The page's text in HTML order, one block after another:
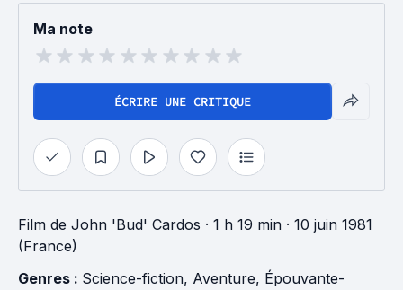
Ma note
ÉCRIRE UNE CRITIQUE
Film de John 'Bud' Cardos · 1 h 19 min · 10 juin 1981
(France)
Genres : Science-fiction, Aventure, Épouvante-